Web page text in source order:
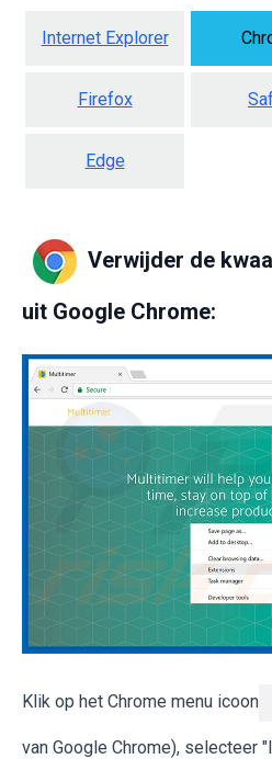
Internet Explorer
Firefox
Edge
Verwijder de
uit Google Chrome:
Klik op het Chrome menu icoon
van Google Chrome), selecteer